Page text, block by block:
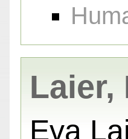
Laier,
Eva